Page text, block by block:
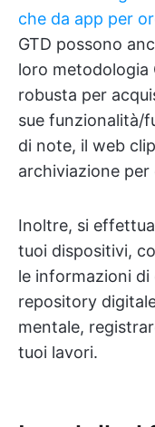
che da app per
GTD possono
loro metodologia
robusta per
sue funzionalità/
di note, il web
archiviazione per
Inoltre, si
tuoi dispositivi,
le informazioni di
repository
mentale,
tuoi lavori.